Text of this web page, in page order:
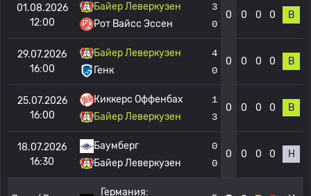
01.08.2026
12:00
Байер Леверкузен
Рот Вайсс Эссен
3
0
0 0 0 0 В
29.07.2026
16:00
Байер Леверкузен
Генк
4
0
0 0 0 0 В
25.07.2026
16:00
Киккерс Оффенбах
Байер Леверкузен
1
3
0 0 0 0 В
18.07.2026
16:30
Баумберг
Байер Леверкузен
0
0
0 0 0 0 Н
Германия: